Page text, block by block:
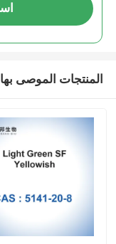
المنتجات الموصى بها